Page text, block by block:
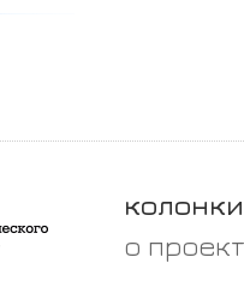
колонки
о